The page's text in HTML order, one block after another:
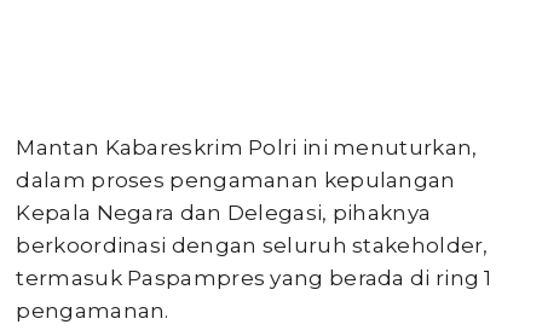
Mantan Kabareskrim Polri ini menuturkan,
dalam proses pengamanan kepulangan
Kepala Negara dan Delegasi, pihaknya
berkoordinasi dengan seluruh stakeholder,
termasuk Paspampres yang berada di ring 1
pengamanan.